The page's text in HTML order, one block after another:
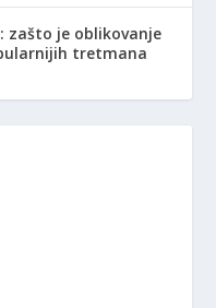
zašto je oblikovanje
tretmana